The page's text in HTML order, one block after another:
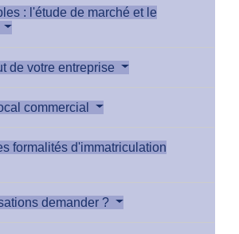
: l'étude de marché et le
de votre entreprise
commercial
formalités d'immatriculation
demander ?